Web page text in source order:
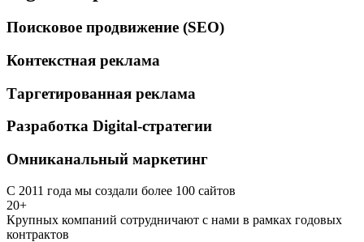
Поисковое продвижение (SEO)
Контекстная реклама
Таргетированная реклама
Разработка Digital-стратегии
Омниканальный маркетинг
С 2011 года мы создали более 100 сайтов
20+
Крупных компаний сотрудничают с нами в рамках годовых
контрактов